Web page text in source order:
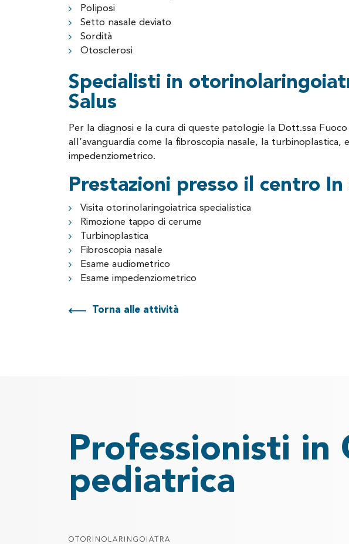
Poliposi
Setto nasale deviato
Sordità
Otosclerosi
Specialisti in
Salus
Per la diagnosi e la cura di queste patologie la Dott.ssa
all’avanguardia come la fibroscopia nasale, la turbinoplastica,
impedenziometrico.
Prestazioni presso il centro In
Visita otorinolaringoiatrica specialistica
Rimozione tappo di cerume
Turbinoplastica
Fibroscopia nasale
Esame audiometrico
Esame impedenziometrico
Torna alle attività
Professionisti
pediatrica
OTORINOLARINGOIATRA